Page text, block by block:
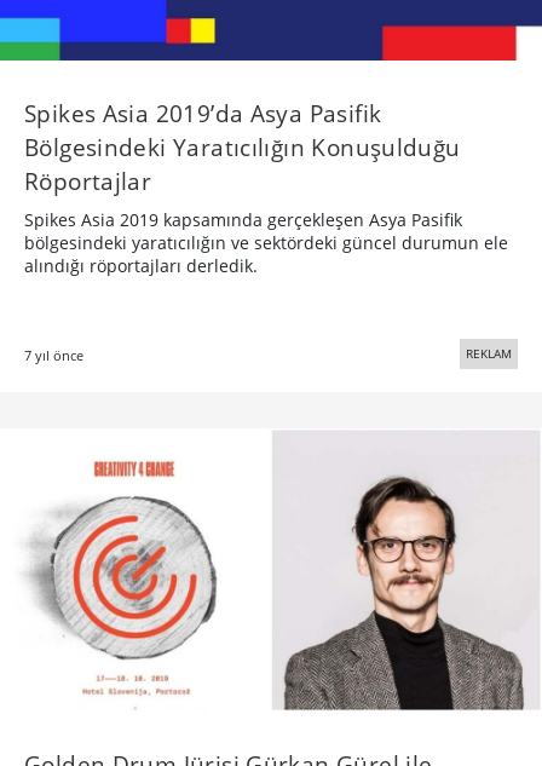
Spikes Asia 2019’da Asya Pasifik
Bölgesindeki Yaratıcılığın Konuşulduğu
Röportajlar
Spikes Asia 2019 kapsamında gerçekleşen Asya Pasifik
bölgesindeki yaratıcılığın ve sektördeki güncel durumun ele
alındığı röportajları derledik.
7 yıl önce REKLAM